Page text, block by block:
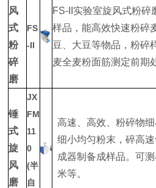
风
式
粉
碎
磨
FS
-II
FS-II实验室旋风式粉碎
样品，能高效快速粉碎
豆、大豆等物品，粉碎
麦全麦粉面筋测定前期
锤
式
旋
风
磨
JX
FM
11
0
(半
自
高速、高效、粉碎物
细小均匀粉末，碎高
成器制备成样品。可
米等。